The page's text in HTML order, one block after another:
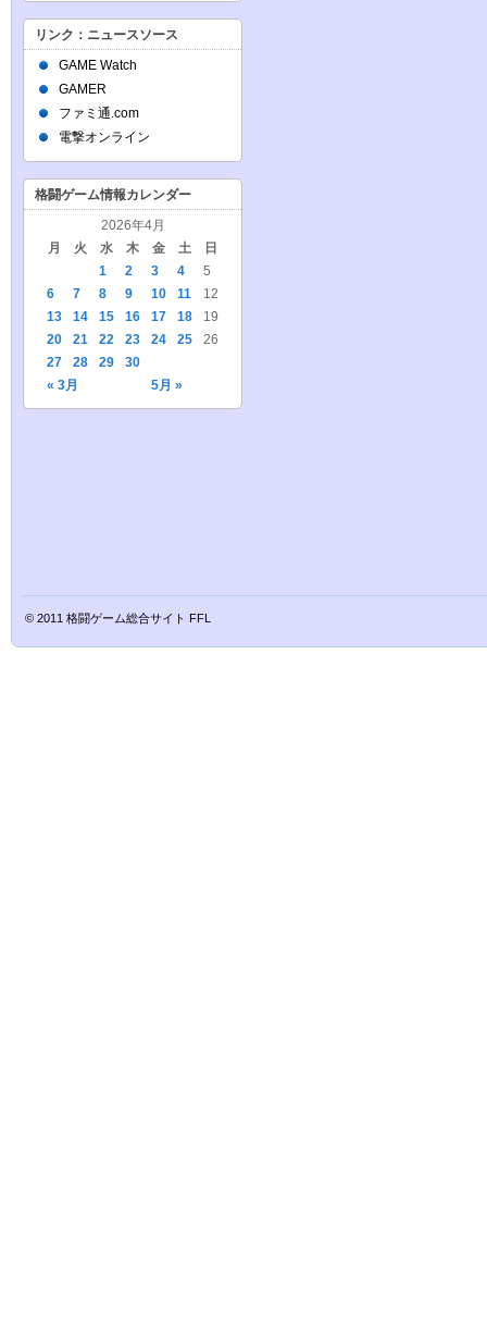
リンク：ニュースソース
GAME Watch
GAMER
ファミ通.com
電撃オンライン
格闘ゲーム情報カレンダー
2026年4月
月
火 水 木 金 土 日
« 3月 5月 »
1 2 3 4
5
6
7 8 9 10 11
12
13
14 15 16 17 18
19
20
21 22 23 24 25
26
27
28 29 30
© 2011 格闘ゲーム総合サイト FFL